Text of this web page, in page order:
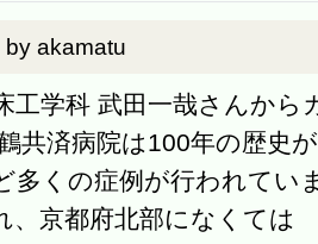
by akamatu
工学科 武田一哉さんから
共済病院は100年の歴史
多くの症例が行われてい
、京都府北部になくては